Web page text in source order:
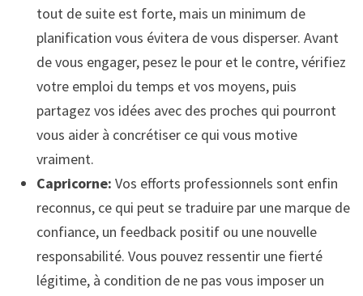
tout de suite est forte, mais un minimum de
planification vous évitera de vous disperser. Avant
de vous engager, pesez le pour et le contre, vérifiez
votre emploi du temps et vos moyens, puis
partagez vos idées avec des proches qui pourront
vous aider à concrétiser ce qui vous motive
vraiment.
Capricorne: Vos efforts professionnels sont enfin
reconnus, ce qui peut se traduire par une marque de
confiance, un feedback positif ou une nouvelle
responsabilité. Vous pouvez ressentir une fierté
légitime, à condition de ne pas vous imposer un